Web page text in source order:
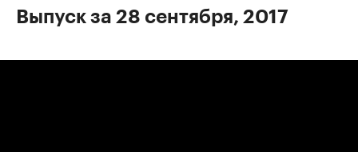
Выпуск за 28 сентября, 2017